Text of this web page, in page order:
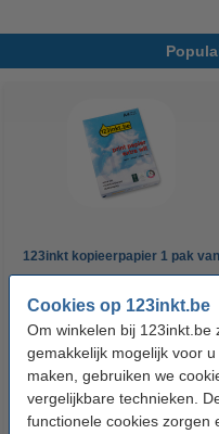
Cookies op 123inkt.be
Om winkelen bij 123inkt.be
gemakkelijk mogelijk voor u
maken, gebruiken we
vergelijkbare technieken.
functionele cookies zorgen
123inkt kopieerpapier 1 pak van
500 vellen A4 - 80 g/m²
€ 7,25 Incl. 21% btw